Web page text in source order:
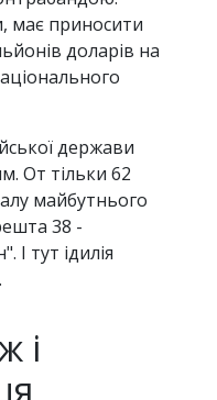
має приносити
доларів на
держави
От тільки 62
майбутнього
38 -
І тут ідилія
і